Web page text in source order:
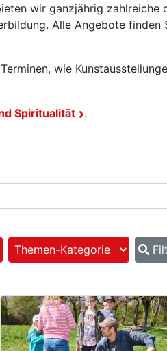
wir ganzjährig
Alle Angebote finden
wie
Spiritualität .